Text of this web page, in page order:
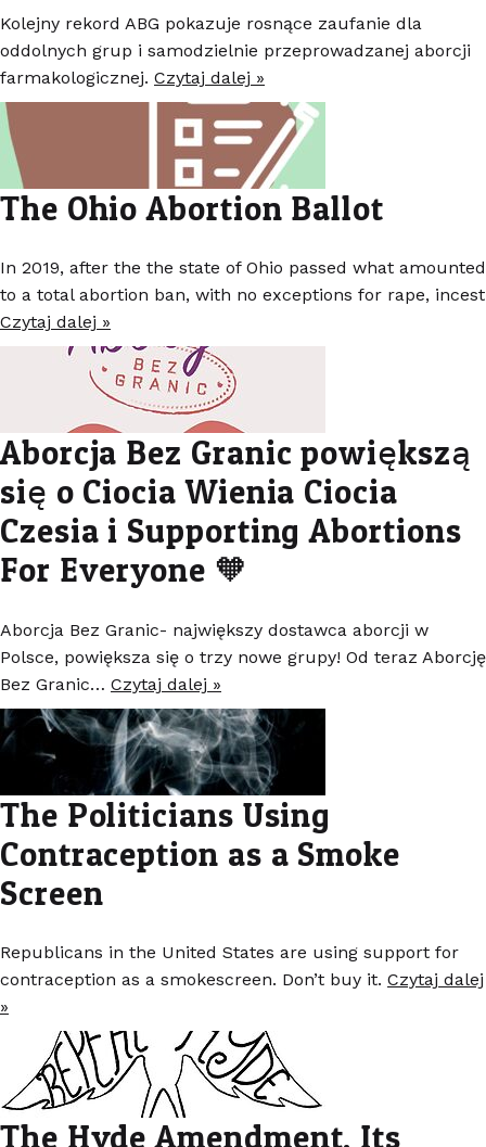
Kolejny rekord ABG pokazuje rosnące zaufanie dla
oddolnych grup i samodzielnie przeprowadzanej aborcji
farmakologicznej. Czytaj dalej »
The Ohio Abortion Ballot
In 2019, after the the state of Ohio passed what amounted
to a total abortion ban, with no exceptions for rape, incest
Czytaj dalej »
Aborcja Bez Granic powiększą
się o Ciocia Wienia Ciocia
Czesia i Supporting Abortions
For Everyone 🧡
Aborcja Bez Granic- największy dostawca aborcji w
Polsce, powiększa się o trzy nowe grupy! Od teraz Aborcję
Bez Granic… Czytaj dalej »
The Politicians Using
Contraception as a Smoke
Screen
Republicans in the United States are using support for
contraception as a smokescreen. Don’t buy it. Czytaj dalej
»
The Hyde Amendment, Its